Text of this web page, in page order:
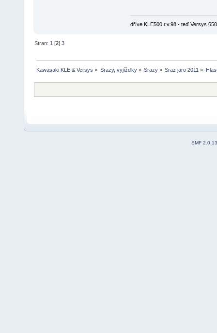
dříve KLE500 r.v.98 - teď Versys
Stran: 1 [2]3
Kawasaki KLE & Versys » Srazy, vyjížďky» Srazy» Sraz jaro 2011 »
SMF 2.0.13